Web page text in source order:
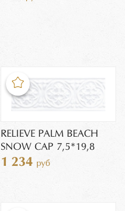
RELIEVE PALM BEACH
SNOW CAP 7,5*19,8
1 234 руб